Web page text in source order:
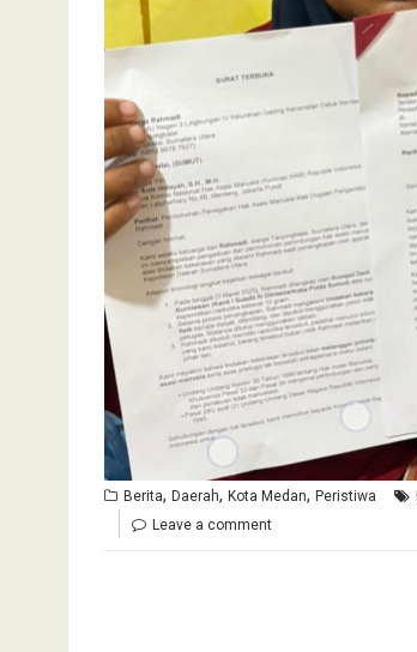
Berita, Daerah, Kota Medan, Peristiwa
Leave a comment